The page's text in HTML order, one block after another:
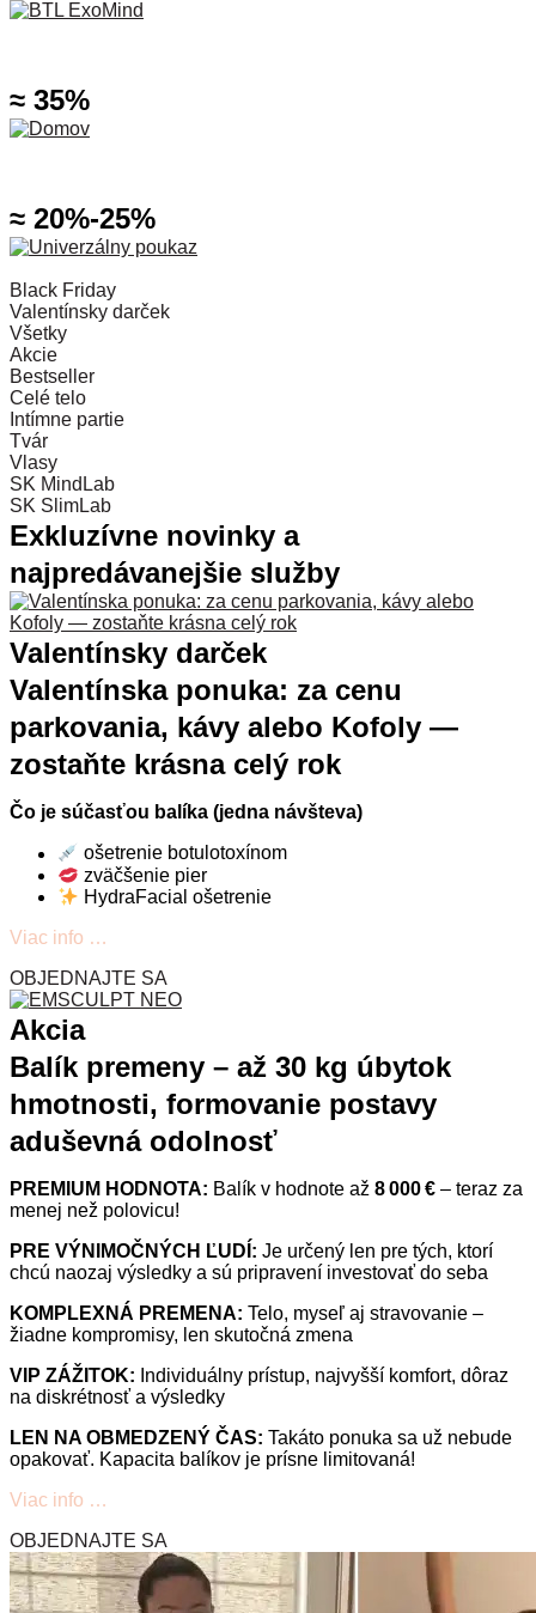
≈ 35%
≈ 20%-25%
Black Friday
Valentínsky darček
Všetky
Akcie
Bestseller
Celé telo
Intímne partie
Tvár
Vlasy
SK MindLab
SK SlimLab
Exkluzívne novinky a
najpredávanejšie služby
Valentínsky darček
Valentínska ponuka: za cenu
parkovania, kávy alebo Kofoly —
zostaňte krásna celý rok
Čo je súčasťou balíka (jedna návšteva)
ošetrenie botulotoxínom
zväčšenie pier
HydraFacial ošetrenie
Viac info …
OBJEDNAJTE SA
Akcia
Balík premeny – až 30 kg úbytok
hmotnosti, formovanie postavy
aduševná odolnosť
PREMIUM HODNOTA: Balík v hodnote až 8000€ – teraz za
menej než polovicu!
PRE VÝNIMOČNÝCH ĽUDÍ: Je určený len pre tých, ktorí
chcú naozaj výsledky a sú pripravení investovať do seba
KOMPLEXNÁ PREMENA: Telo, myseľ aj stravovanie –
žiadne kompromisy, len skutočná zmena
VIP ZÁŽITOK: Individuálny prístup, najvyšší komfort, dôraz
na diskrétnosť a výsledky
LEN NA OBMEDZENÝ ČAS: Takáto ponuka sa už nebude
opakovať. Kapacita balíkov je prísne limitovaná!
Viac info …
OBJEDNAJTE SA